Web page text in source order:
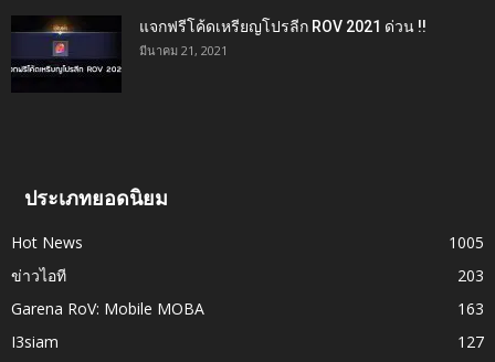
แจกฟรีโค้ดเหรียญโปรลีก ROV 2021 ด่วน !!
มีนาคม 21, 2021
ประเภทยอดนิยม
Hot News
1005
ข่าวไอที
203
Garena RoV: Mobile MOBA
163
I3siam
127